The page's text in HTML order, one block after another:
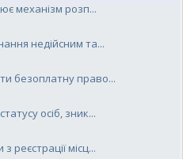
механізм розп...
недійсним та...
безоплатну право...
осіб, зник...
реєстрації місц...